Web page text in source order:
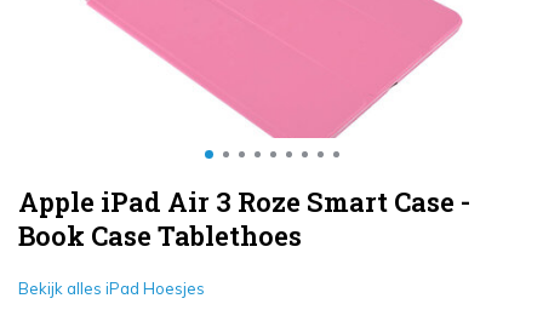
Apple iPad Air 3 Roze Smart Case -
Book Case Tablethoes
Bekijk alles iPad Hoesjes